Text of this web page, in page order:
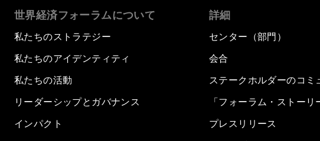
世界経済フォーラムについて
私たちのストラテジー
私たちのアイデンティティ
私たちの活動
リーダーシップとガバナンス
インパクト
詳細
センター（部門）
会合
ステークホルダーのコミ
「フォーラム・ストーリ
プレスリリース